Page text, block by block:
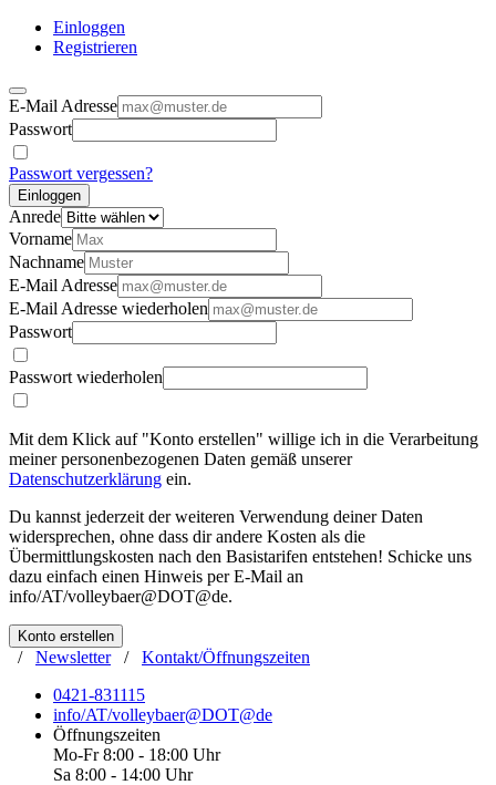
Einloggen
Registrieren
E-Mail Adresse
Passwort
Passwort vergessen?
Einloggen
Anrede
Vorname
Nachname
E-Mail Adresse
E-Mail Adresse wiederholen
Passwort
Passwort wiederholen
Mit dem Klick auf "Konto erstellen" willige ich in die Verarbeitung
meiner personenbezogenen Daten gemäß unserer
Datenschutzerklärung ein.
Du kannst jederzeit der weiteren Verwendung deiner Daten
widersprechen, ohne dass dir andere Kosten als die
Übermittlungskosten nach den Basistarifen entstehen! Schicke uns
dazu einfach einen Hinweis per E-Mail an
info/AT/volleybaer@DOT@de.
Konto erstellen
/ Newsletter/ Kontakt/Öffnungszeiten
0421-831115
info/AT/volleybaer@DOT@de
Öffnungszeiten
Mo-Fr 8:00 - 18:00 Uhr
Sa 8:00 - 14:00 Uhr